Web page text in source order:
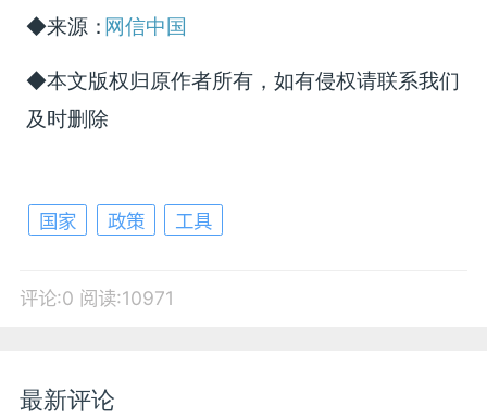
◆来源： 网信中国
◆本文版权归原作者所有，如有侵权请联系我们
及时删除
国家 政策 工具
评论:0 阅读:10971
最新评论